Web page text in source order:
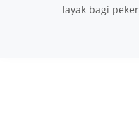
layak bagi